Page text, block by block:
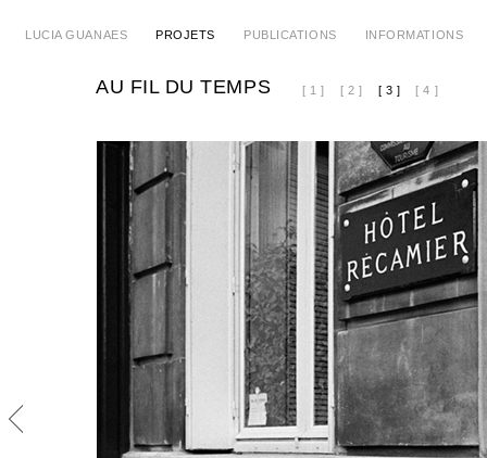
LUCIA GUANAES PROJETS PUBLICATIONS INFORMATIONS
AU FIL DU TEMPS [ 1 ] [ 2 ] [ 3 ] [ 4 ]